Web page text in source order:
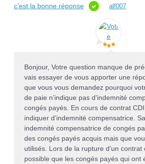
c’est la bonne réponse
alf007
Bonjour, Votre question manque de
vais essayer de vous apporter une
que vous vous demandez pourquoi
de paie n’indique pas d’indemnité
congés payés. En cours de contrat
indiquer d’indemnité compensatrice.
indemnité compensatrice de congés
des congés payés acquis mais que
utilisés. Lors de la rupture d’un contrat
possible que les congés payés qui ont